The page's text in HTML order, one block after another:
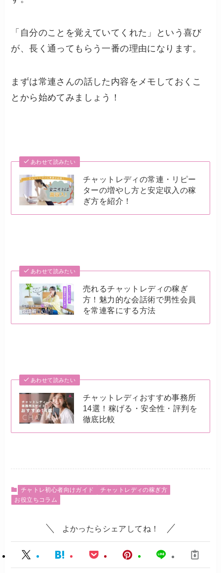
「自分のことを覚えていてくれた」という喜び
が、長く通ってもらう一番の理由になります。
まずは常連さんの話した内容をメモしておくこ
とから始めてみましょう！
あわせて読みたい
チャットレディの常連・リピー
ターの増やし方と安定収入の稼
ぎ方を紹介！
あわせて読みたい
売れるチャットレディの稼ぎ
方！魅力的な会話術で男性会員
を常連客にする方法
あわせて読みたい
チャットレディおすすめ事務所
14選！稼げる・安全性・評判を
徹底比較
チャトレ初心者向けガイド
チャットレディの稼ぎ方
お役立ちコラム
よかったらシェアしてね！